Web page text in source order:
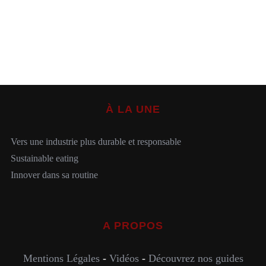
À LA UNE
Vers une industrie plus durable et responsable
Sustainable eating
Innover dans sa routine
A PROPOS
Mentions Légales- Vidéos- Découvrez nos guides